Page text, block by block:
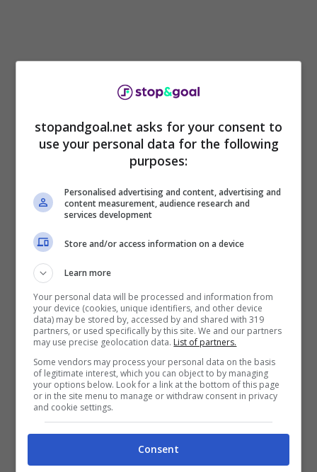
Una truffa bella e buona, che adesso passerà in
stesso
Ronaldinho a diversi mesi di
reclusione.
stopandgoal.net asks for your consent to
use your personal data for the following
purposes:
Personalised advertising and content, advertising and
content measurement, audience research and
services development
Store and/or access information on a device
Learn more
Your personal data will be processed and information from
your device (cookies, unique identifiers, and other device
data) may be stored by, accessed by and shared with 319
partners, or used specifically by this site. We and our partners
may use precise geolocation data. List of partners.
Some vendors may process your personal data on the basis
of legitimate interest, which you can object to by managing
your options below. Look for a link at the bottom of this page
or in the site menu to manage or withdraw consent in privacy
and cookie settings.
Consent